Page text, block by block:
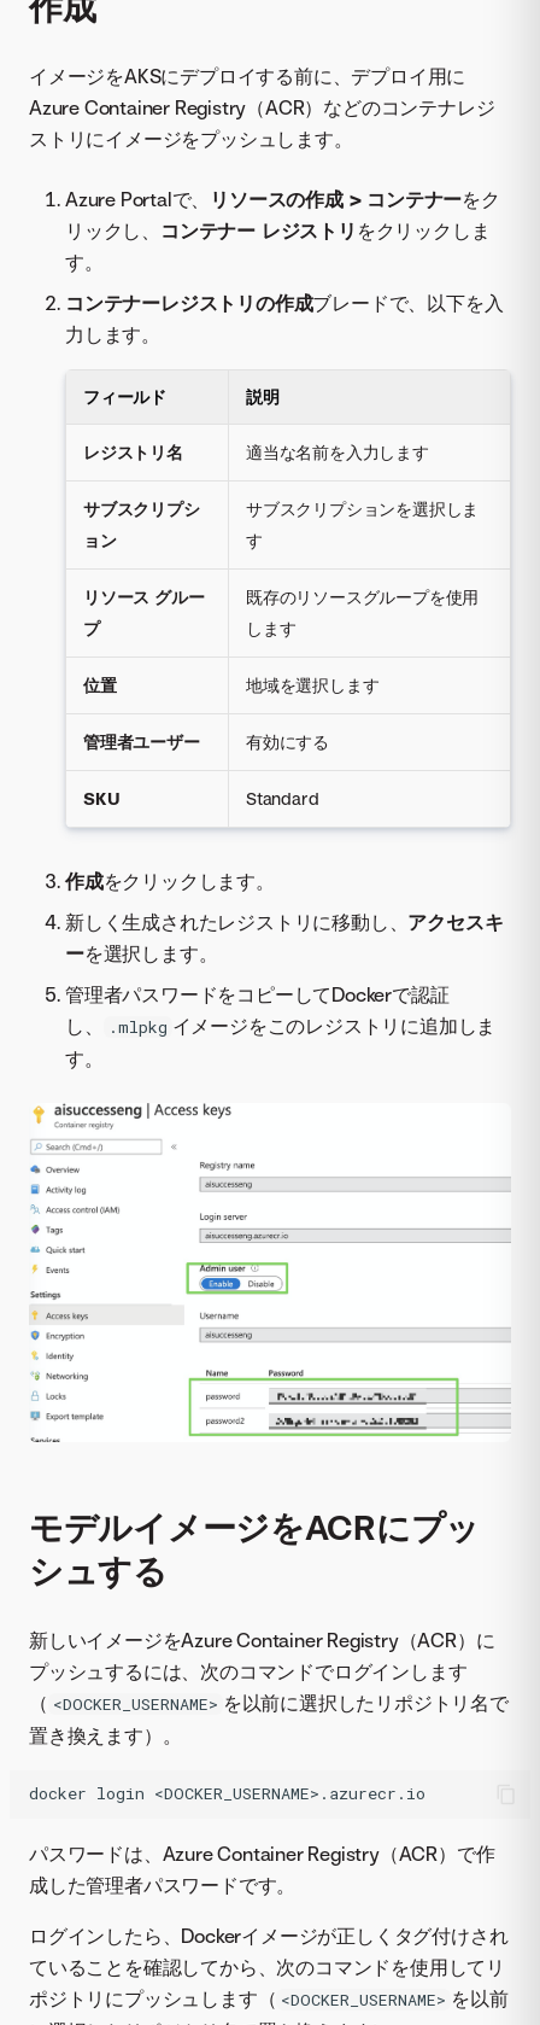
イメージをAKSにデプロイする前に、デプロイ用に
Azure Container Registry（ACR）などのコンテナレジ
ストリにイメージをプッシュします。
Azure Portalで、 リソースの作成 > コンテナーをク
リックし、 コンテナー レジストリ をクリックしま
す。
コンテナーレジストリの作成ブレードで、以下を入
力します。
フィールド 説明
レジストリ名 適当な名前を入力します
サブスクリプシ
ョン
サブスクリプションを選択しま
す
リソース グルー
プ
既存のリソースグループを使用
します
位置 地域を選択します
管理者ユーザー 有効にする
SKU Standard
作成をクリックします。
新しく生成されたレジストリに移動し、 アクセスキ
ーを選択します。
管理者パスワードをコピーしてDockerで認証
し、
.mlpkg イメージをこのレジストリに追加しま
す。
モデルイメージをACRにプッ
シュする
新しいイメージをAzure Container Registry（ACR）に
プッシュするには、次のコマンドでログインします
（ <DOCKER_USERNAME> を以前に選択したリポジトリ名で
置き換えます）。
docker login <DOCKER_USERNAME>.azurecr.io
パスワードは、Azure Container Registry（ACR）で作
成した管理者パスワードです。
ログインしたら、Dockerイメージが正しくタグ付けされ
ていることを確認してから、次のコマンドを使用してリ
ポジトリにプッシュします（ <DOCKER_USERNAME> を以前